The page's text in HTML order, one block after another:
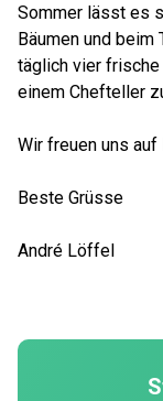
Sommer lässt es
Bäumen und beim
täglich vier frische
einem Chefteller
Wir freuen uns auf
Beste Grüsse
André Löffel